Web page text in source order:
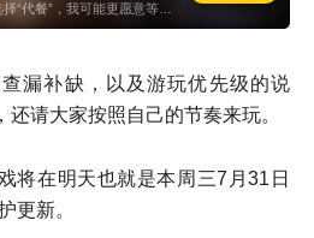
择“代餐”，我可能更愿意等待
漏补缺，以及游玩优先级的说
请大家按照自己的节奏来玩。
将在明天也就是本周三7月31日
更新。